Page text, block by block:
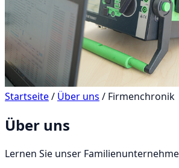
Startseite/ Über uns / Firmenchronik
Über uns
Lernen Sie unser